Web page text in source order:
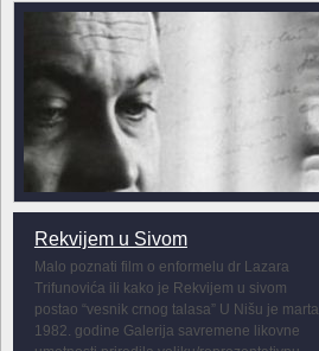
Rekvijem u Sivom
Malo poznati film o enformelu dr Lazara
Trifunovića ili kako je Rekvijem u sivom
postao “vesnik crnog talasa” U Nišu je marta
1982. godine Galerija savremene likovne